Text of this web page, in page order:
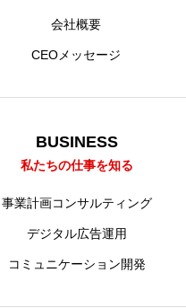
会社概要
CEOメッセージ
BUSINESS
私たちの仕事を知る
事業計画コンサルティング
デジタル広告運用
コミュニケーション開発